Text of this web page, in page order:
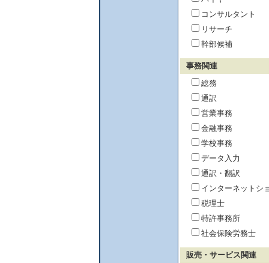
コンサルタント
リサーチ
幹部候補
事務関連
総務
通訳
営業事務
金融事務
学校事務
データ入力
通訳・翻訳
インターネットシ
税理士
特許事務所
社会保険労務士
販売・サービス関連